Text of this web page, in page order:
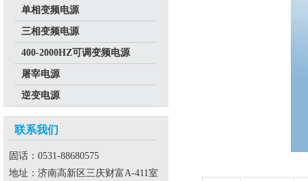
单相变频电源
三相变频电源
400-2000HZ可调变频电源
屠宰电源
逆变电源
联系我们
固话：0531-88680575
地址：济南高新区三庆财富A-411室